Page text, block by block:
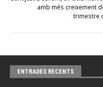
amb més creixement
trimestre
ENTRADES RECENTS